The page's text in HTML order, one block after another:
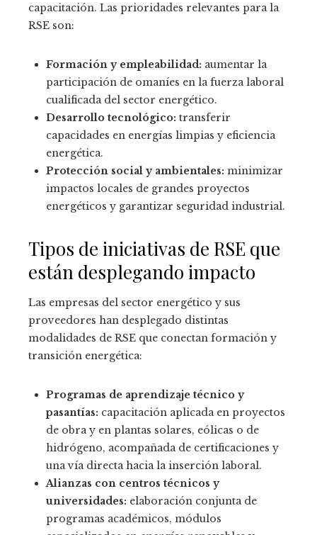
capacitación. Las prioridades relevantes para la
RSE son:
Formación y empleabilidad: aumentar la
participación de omaníes en la fuerza laboral
cualificada del sector energético.
Desarrollo tecnológico: transferir
capacidades en energías limpias y eficiencia
energética.
Protección social y ambientales: minimizar
impactos locales de grandes proyectos
energéticos y garantizar seguridad industrial.
Tipos de iniciativas de RSE que
están desplegando impacto
Las empresas del sector energético y sus
proveedores han desplegado distintas
modalidades de RSE que conectan formación y
transición energética:
Programas de aprendizaje técnico y
pasantías: capacitación aplicada en proyectos
de obra y en plantas solares, eólicas o de
hidrógeno, acompañada de certificaciones y
una vía directa hacia la inserción laboral.
Alianzas con centros técnicos y
universidades: elaboración conjunta de
programas académicos, módulos